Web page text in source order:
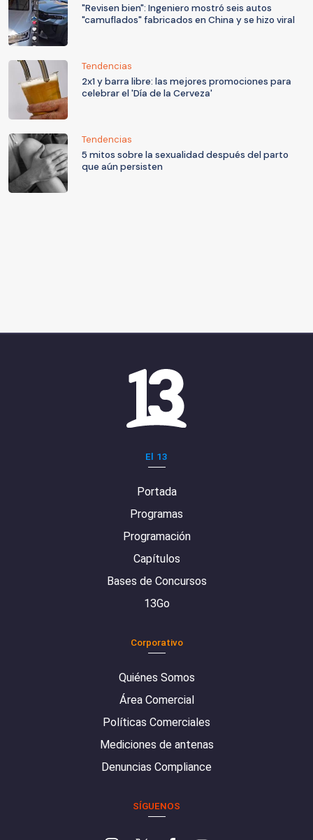
"Revisen bien": Ingeniero mostró seis autos
"camuflados" fabricados en China y se hizo viral
Tendencias
2x1 y barra libre: las mejores promociones para
celebrar el 'Día de la Cerveza'
Tendencias
5 mitos sobre la sexualidad después del parto
que aún persisten
El 13
Portada
Programas
Programación
Capítulos
Bases de Concursos
13Go
Corporativo
Quiénes Somos
Área Comercial
Políticas Comerciales
Mediciones de antenas
Denuncias Compliance
SÍGUENOS